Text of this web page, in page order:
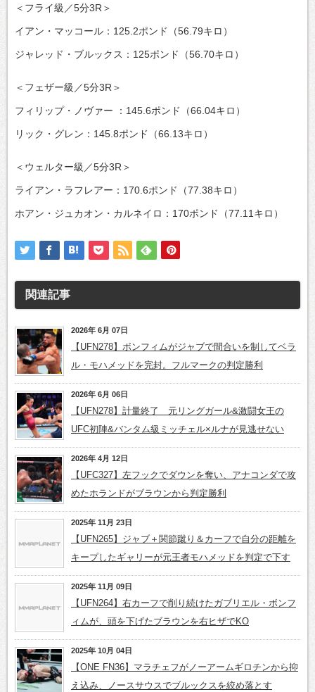
＜フライ級／5分3R＞
イアン・マッコール：125.2ポンド（56.79キロ）
ジャレッド・ブルックス：125ポンド（56.70キロ）
＜フェザー級／5分3R＞
フィリップ・ノヴァー ：145.6ポンド（66.04キロ）
リック・グレン：145.8ポンド（66.13キロ）
＜ウェルター級／5分3R＞
ライアン・ラフレアー：170.6ポンド（77.38キロ）
ホアン・ジュカオン・カルネイロ：170ポンド（77.11キロ）
関連記事
2026年 6月 07日
【UFN278】ボンフィムがジャブで間合いを制してベラ
ル・モハメッドを完封。フルマークの判定勝利
2026年 6月 06日
【UFN278】計量終了 元リングガール&激闘女王の
UFC初陣&バンタム級ミッチェル×ルナが見逃せない
2026年 4月 12日
【UFC327】左フックでダウンを奪い、アナコンダで攻
めたホランドがブラウンから判定勝利
2025年 11月 23日
【UFN265】ジャブ＋関節蹴り＆カーフで自分の距離を
キープしたギャリーが元王者モハメッドを判定で下す
2025年 11月 09日
【UFN264】右カーフで削り続けたガブリエル・ボンフ
ィムが、頭を下げたブラウンを右ヒザでKO
2025年 10月 04日
【ONE FN36】マラチェフがノーアームギロチンから抑
え込み、ノースサウスでブルックスを絞め落とす